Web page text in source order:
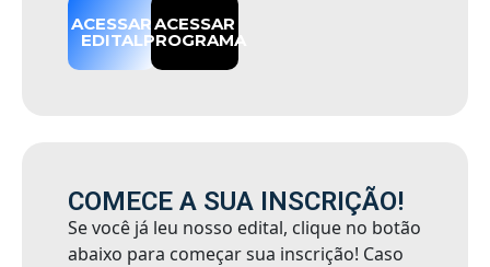
ACESSAR
EDITAL
ACESSAR
PROGRAMA
COMECE A SUA INSCRIÇÃO!
Se você já leu nosso edital, clique no botão
abaixo para começar sua inscrição! Caso